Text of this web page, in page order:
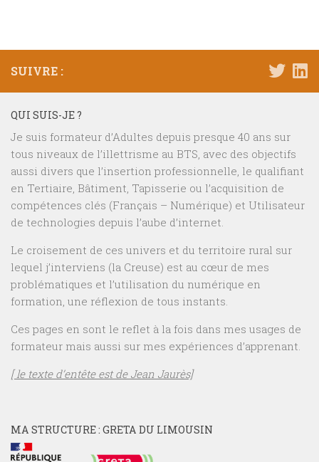
SUIVRE :
QUI SUIS-JE ?
Je suis formateur d’Adultes depuis presque 40 ans sur
tous niveaux de l’illettrisme au BTS, avec des objectifs
aussi divers que l’insertion professionnelle, le qualifiant
en Tertiaire, Bâtiment, Tapisserie ou l’acquisition de
compétences clés (Français – Numérique) et Utilisateur
de technologies depuis l’aube d’internet.
Le croisement de ces univers et du territoire rural sur
lequel j’interviens (la Creuse) est au cœur de mes
problématiques et l’utilisation du numérique en
formation, une réflexion de tous instants.
Ces pages en sont le reflet à la fois dans mes usages de
formateur mais aussi sur mes expériences d’apprenant.
[ le texte d’entête est de Jean Jaurès]
MA STRUCTURE : GRETA DU LIMOUSIN